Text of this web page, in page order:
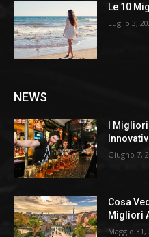
Le 10
Luglio 3,
NEWS
I
Giugno 7,
Cosa
Migliori
Maggio 31,